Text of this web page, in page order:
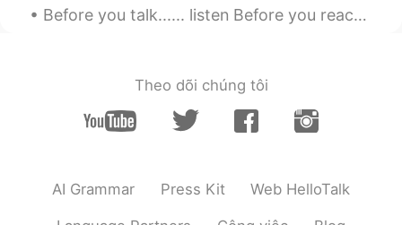
Oh it must be delicious !! I understood
i love street corn!!😁😁
JP
Before you talk...... listen Before you react ..... think Before you criticise ......wait Before...
Theo dõi chúng tôi
AI Grammar Press Kit Web HelloTalk